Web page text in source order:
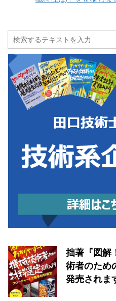
拙著『図解
術者のため
発売されま